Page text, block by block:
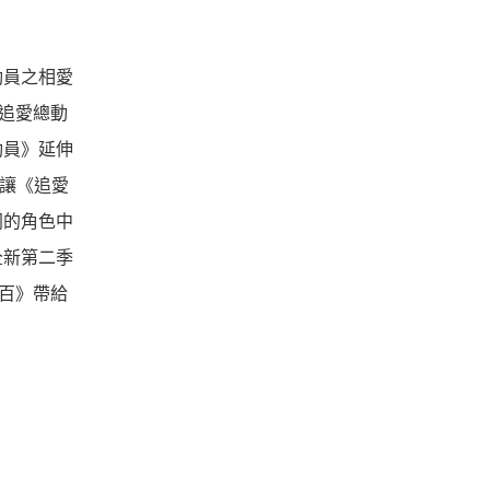
之相愛
愛總動
》延伸
《追愛
角色中
第二季
》帶給